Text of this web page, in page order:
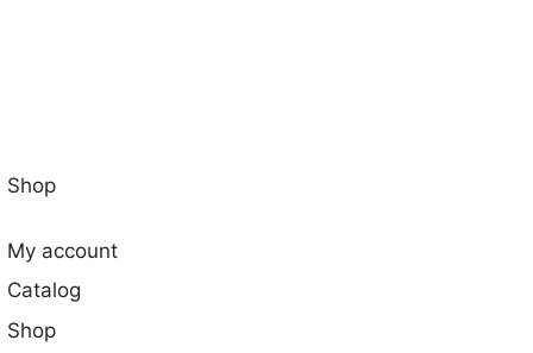
Shop
My account
Catalog
Shop